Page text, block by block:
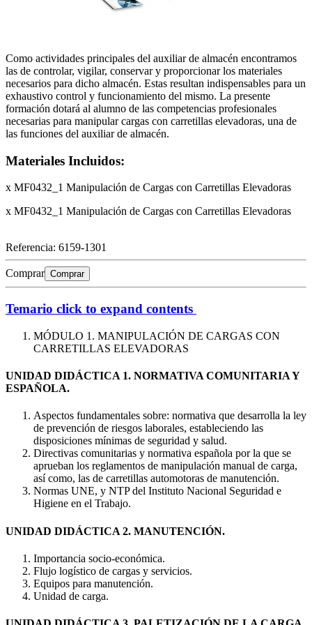
Como actividades principales del auxiliar de almacén encontramos
las de controlar, vigilar, conservar y proporcionar los materiales
necesarios para dicho almacén. Estas resultan indispensables para un
exhaustivo control y funcionamiento del mismo. La presente
formación dotará al alumno de las competencias profesionales
necesarias para manipular cargas con carretillas elevadoras, una de
las funciones del auxiliar de almacén.
Materiales Incluidos:
x MF0432_1 Manipulación de Cargas con Carretillas Elevadoras
x MF0432_1 Manipulación de Cargas con Carretillas Elevadoras
Referencia: 6159-1301
Comprar Comprar
Temario click to expand contents
MÓDULO 1. MANIPULACIÓN DE CARGAS CON
CARRETILLAS ELEVADORAS
UNIDAD DIDÁCTICA 1. NORMATIVA COMUNITARIA Y
ESPAÑOLA.
Aspectos fundamentales sobre: normativa que desarrolla la ley
de prevención de riesgos laborales, estableciendo las
disposiciones mínimas de seguridad y salud.
Directivas comunitarias y normativa española por la que se
aprueban los reglamentos de manipulación manual de carga,
así como, las de carretillas automotoras de manutención.
Normas UNE, y NTP del Instituto Nacional Seguridad e
Higiene en el Trabajo.
UNIDAD DIDÁCTICA 2. MANUTENCIÓN.
Importancia socio-económica.
Flujo logístico de cargas y servicios.
Equipos para manutención.
Unidad de carga.